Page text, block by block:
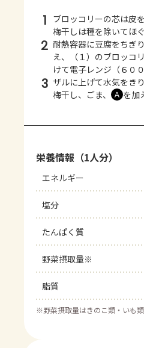
1 ブロッコリーの芯は皮
梅干しは種を除いてほ
2 耐熱容器に豆腐をちぎ
え、（１）のブロッコ
けて電子レンジ（６０
3 ザルに上げて水気をき
梅干し、ごま、
Ａ を加
栄養情報（1人分）
エネルギー
塩分
たんぱく質
野菜摂取量※
脂質
※野菜摂取量はきのこ類・いも